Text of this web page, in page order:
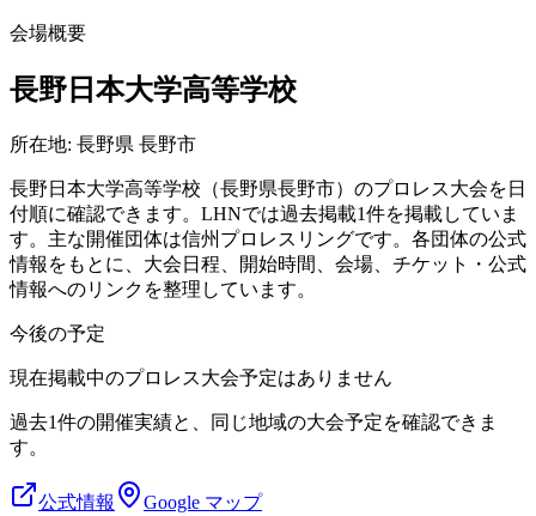
会場概要
長野日本大学高等学校
所在地: 長野県 長野市
長野日本大学高等学校（長野県長野市）のプロレス大会を日
付順に確認できます。LHNでは過去掲載1件を掲載していま
す。主な開催団体は信州プロレスリングです。各団体の公式
情報をもとに、大会日程、開始時間、会場、チケット・公式
情報へのリンクを整理しています。
今後の予定
現在掲載中のプロレス大会予定はありません
過去1件の開催実績と、同じ地域の大会予定を確認できま
す。
公式情報 Google マップ